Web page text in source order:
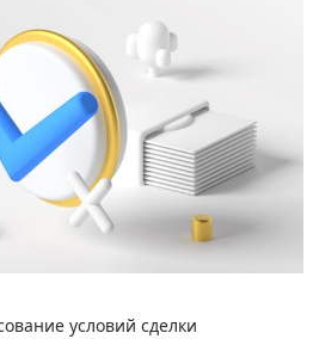
условий сделки